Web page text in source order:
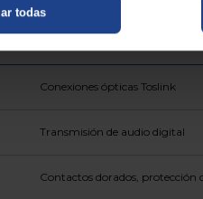
todas
Conexiones ópticas Toslink
Transmisión de audio digital
Contactos dorados, protección